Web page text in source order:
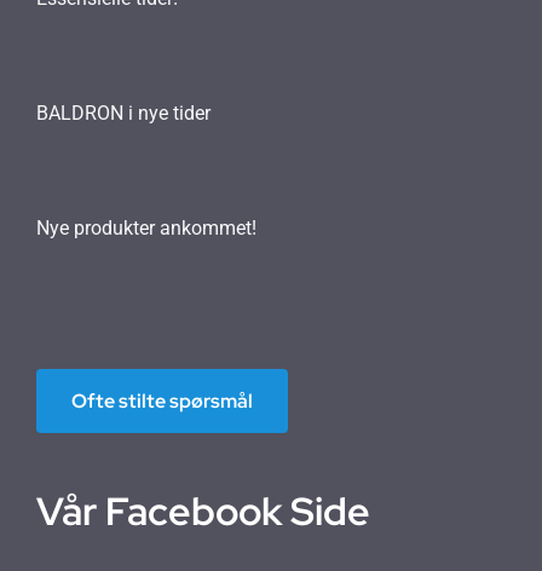
BALDRON i nye tider
Nye produkter ankommet!
Ofte stilte spørsmål
Vår Facebook Side